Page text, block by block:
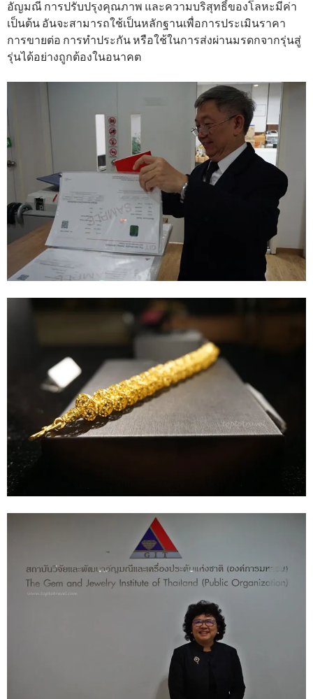
อัญมณี การปรับปรุงคุณภาพ และความบริสุทธิ์ของโลหะมีค่า
เป็นต้น อันจะสามารถใช้เป็นหลักฐานเพื่อการประเมินราคา
การขายต่อ การทำประกัน หรือใช้ในการส่งผ่านมรดกจากรุ่นสู่
รุ่นได้อย่างถูกต้องในอนาคต